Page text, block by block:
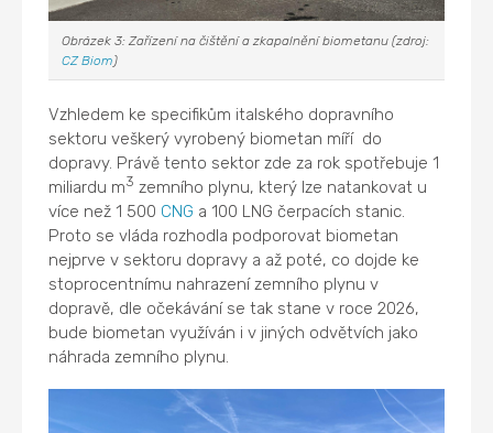
Obrázek 3: Zařízení na čištění a zkapalnění biometanu (zdroj:
CZ Biom)
Vzhledem ke specifikům italského dopravního
sektoru veškerý vyrobený biometan míří do
dopravy. Právě tento sektor zde za rok spotřebuje 1
miliardu m3 zemního plynu, který lze natankovat u
více než 1 500 CNG a 100 LNG čerpacích stanic.
Proto se vláda rozhodla podporovat biometan
nejprve v sektoru dopravy a až poté, co dojde ke
stoprocentnímu nahrazení zemního plynu v
dopravě, dle očekávání se tak stane v roce 2026,
bude biometan využíván i v jiných odvětvích jako
náhrada zemního plynu.